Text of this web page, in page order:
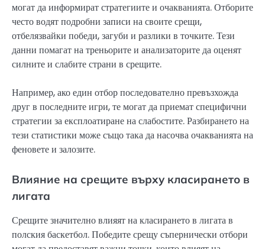
могат да информират стратегиите и очакванията. Отборите
често водят подробни записи на своите срещи,
отбелязвайки победи, загуби и разлики в точките. Тези
данни помагат на треньорите и анализаторите да оценят
силните и слабите страни в срещите.
Например, ако един отбор последователно превъзхожда
друг в последните игри, те могат да приемат специфични
стратегии за експлоатиране на слабостите. Разбирането на
тези статистики може също така да насочва очакванията на
феновете и залозите.
Влияние на срещите върху класирането в
лигата
Срещите значително влияят на класирането в лигата в
полския баскетбол. Победите срещу съпернически отбори